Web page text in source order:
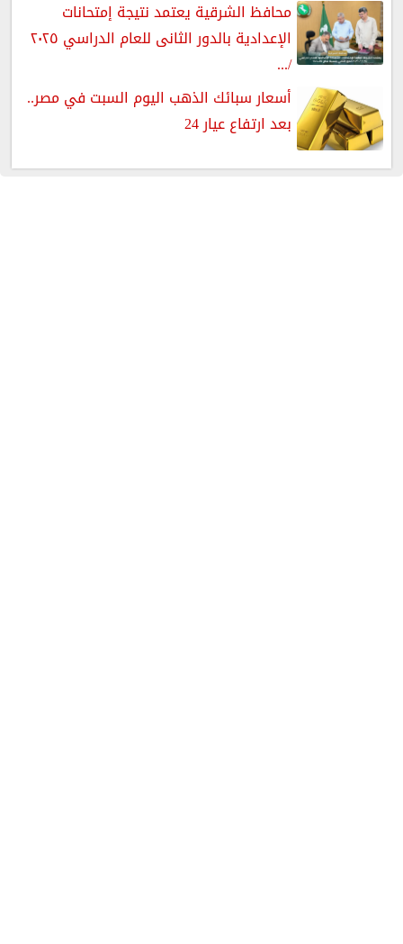
محافظ الشرقية يعتمد نتيجة إمتحانات
الإعدادية بالدور الثانى للعام الدراسي ٢٠٢٥
/...
أسعار سبائك الذهب اليوم السبت في مصر..
بعد ارتفاع عيار 24